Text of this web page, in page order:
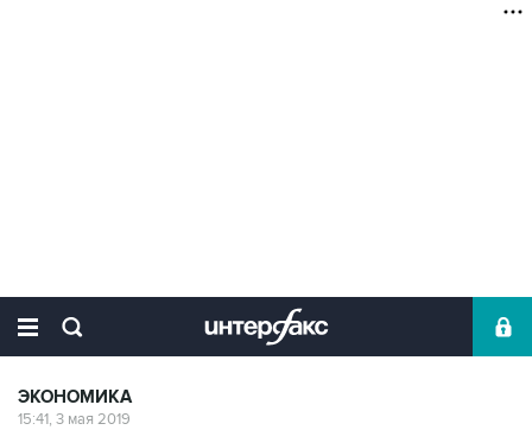
ЭКОНОМИКА
15:41, 3 мая 2019